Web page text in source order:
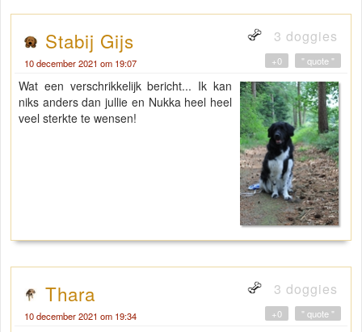
Stabij Gijs 3 doggies
10 december 2021 om 19:07 " quote "
+0
Wat een verschrikkelijk bericht... Ik kan
niks anders dan jullie en Nukka heel heel
veel sterkte te wensen!
Thara 3 doggies
10 december 2021 om 19:34 " quote "
+0